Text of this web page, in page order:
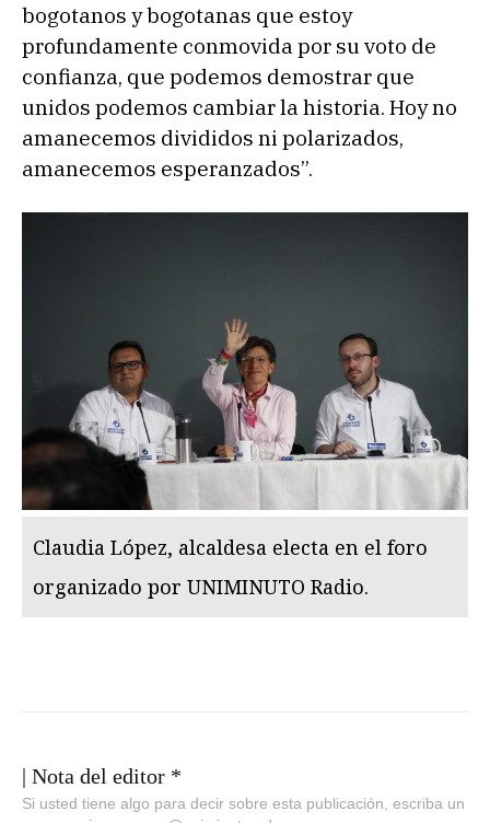
bogotanos y bogotanas que estoy
profundamente conmovida por su voto de
confianza, que podemos demostrar que
unidos podemos cambiar la historia. Hoy no
amanecemos divididos ni polarizados,
amanecemos esperanzados”.
Claudia López, alcaldesa electa en el foro
organizado por UNIMINUTO Radio.
| Nota del editor *
Si usted tiene algo para decir sobre esta publicación, escriba un